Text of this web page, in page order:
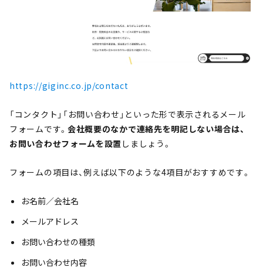
https://giginc.co.jp/contact
「コンタクト」「お問い合わせ」といった形で表示されるメール
フォームです。 会社概要のなかで連絡先を明記しない場合は、
お問い合わせフォームを設置 しましょう。
フォームの項目は、例えば以下のような4項目がおすすめです。
お名前／会社名
メールアドレス
お問い合わせの種類
お問い合わせ内容